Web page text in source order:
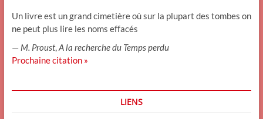
Un livre est un grand cimetière où sur la plupart des tombes on
ne peut plus lire les noms effacés
— M. Proust,A la recherche du Temps perdu
Prochaine citation »
LIENS